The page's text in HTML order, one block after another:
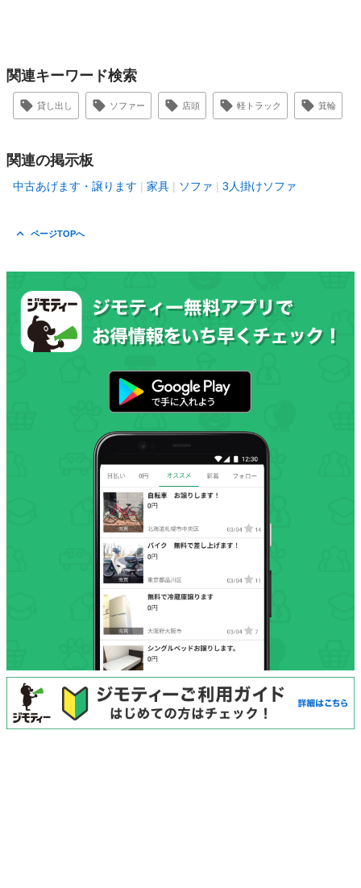
関連キーワード検索
貸し出し ソファー 店頭 軽トラック 箕輪
関連の掲示板
中古あげます・譲ります 家具 ソファ 3人掛けソファ
ページTOPへ